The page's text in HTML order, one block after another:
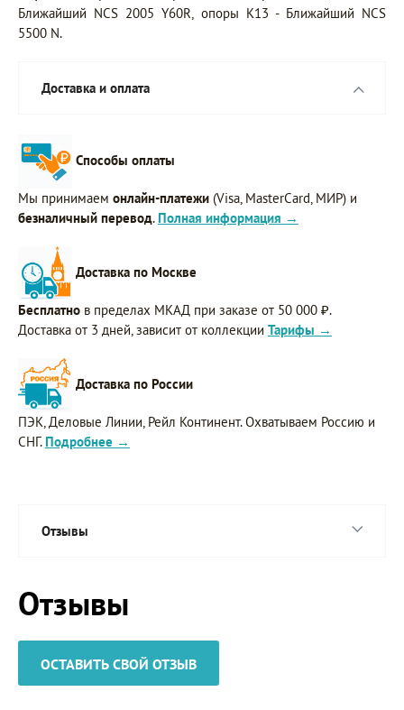
Ближайший NCS 2005 Y60R, опоры K13 - Ближайший NCS
5500 N.
Доставка и оплата
Способы оплаты
Мы принимаем онлайн-платежи (Visa, MasterCard, МИР) и
безналичный перевод. Полная информация →
Доставка по Москве
Бесплатно в пределах МКАД при заказе от 50 000 ₽.
Доставка от 3 дней, зависит от коллекции Тарифы →
Доставка по России
ПЭК, Деловые Линии, Рейл Континент. Охватываем Россию и
СНГ. Подробнее →
Отзывы
Отзывы
ОСТАВИТЬ СВОЙ ОТЗЫВ